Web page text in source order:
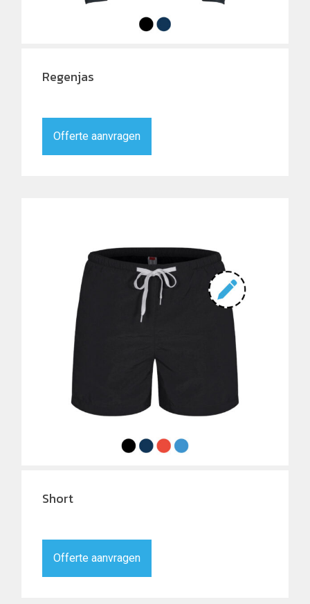
Regenjas
Offerte aanvragen
Short
Offerte aanvragen